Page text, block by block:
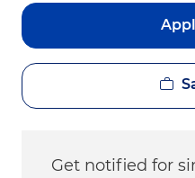
Get notified for